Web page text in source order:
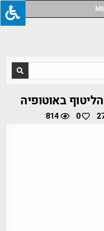
באוטופיה
0
814